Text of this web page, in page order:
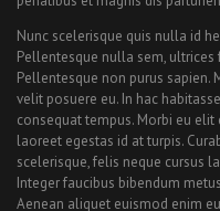
Nunc scelerisque quis nulla id
Pellentesque nulla sem,
Pellentesque non purus sapien.
velit posuere eu. In hac
consequat tempus. Morbi eu
laoreet egestas id at turpis.
scelerisque, felis neque cursus
Integer faucibus bibendum
Aenean aliquet euismod enim